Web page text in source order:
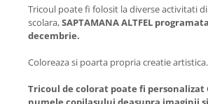
Tricoul poate fi folosit la diverse activitati
scolara,SAPTAMANA ALTFEL
decembrie.
Coloreaza si poarta propria creatie artistica.
Tricoul de colorat poate fi personalizat